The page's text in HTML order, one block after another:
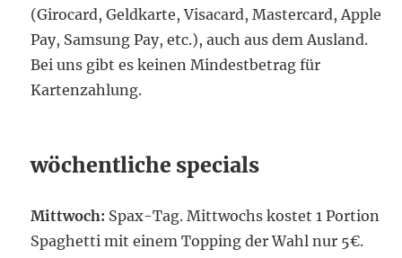
(Girocard, Geldkarte, Visacard, Mastercard, Apple
Pay, Samsung Pay, etc.), auch aus dem Ausland.
Bei uns gibt es keinen Mindestbetrag für
Kartenzahlung.
wöchentliche specials
Mittwoch: Spax-Tag. Mittwochs kostet 1 Portion
Spaghetti mit einem Topping der Wahl nur 5€.